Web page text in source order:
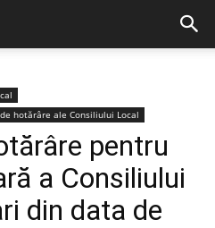
hotărâre ale Consiliului Local
pentru
a Consiliului
din data de